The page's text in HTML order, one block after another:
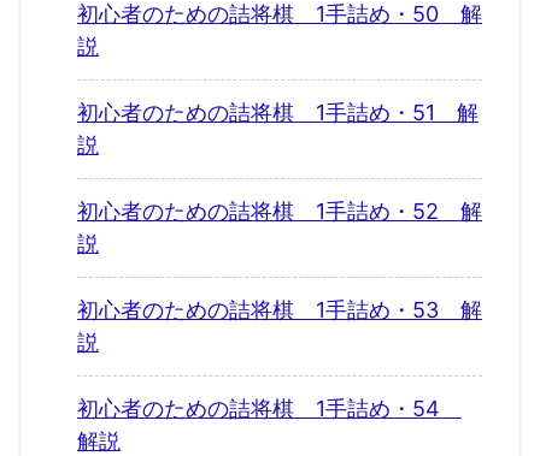
初心者のための詰将棋 1手詰め・50 解
説
初心者のための詰将棋 1手詰め・51 解
説
初心者のための詰将棋 1手詰め・52 解
説
初心者のための詰将棋 1手詰め・53 解
説
初心者のための詰将棋 1手詰め・54
解説